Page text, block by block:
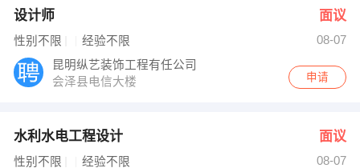
设计师 面议
性别不限 经验不限
08-07
昆明纵艺装饰工程有任公司
会泽县电信大楼
申请
水利水电工程设计 面议
性别不限 经验不限
08-07